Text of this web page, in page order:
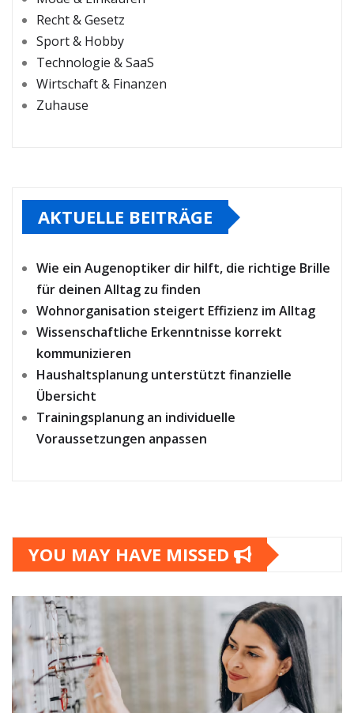
Recht & Gesetz
Sport & Hobby
Technologie & SaaS
Wirtschaft & Finanzen
Zuhause
AKTUELLE BEITRÄGE
Wie ein Augenoptiker dir hilft, die richtige Brille
für deinen Alltag zu finden
Wohnorganisation steigert Effizienz im Alltag
Wissenschaftliche Erkenntnisse korrekt
kommunizieren
Haushaltsplanung unterstützt finanzielle
Übersicht
Trainingsplanung an individuelle
Voraussetzungen anpassen
YOU MAY HAVE MISSED